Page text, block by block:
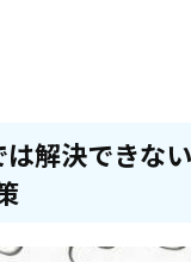
解決できな